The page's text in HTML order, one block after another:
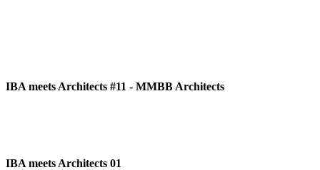
IBA meets Architects #11 - MMBB Architects
IBA meets Architects 01